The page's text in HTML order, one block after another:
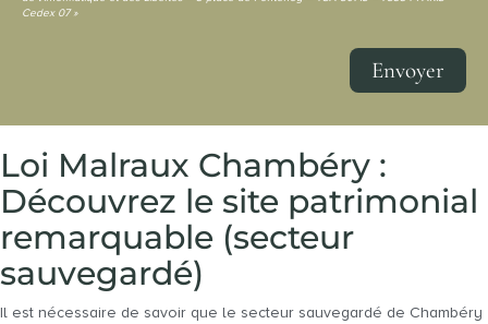
Cedex 07 »
Envoyer
Loi Malraux Chambéry :
Découvrez le site patrimonial
remarquable (secteur
sauvegardé)
Il est nécessaire de savoir que le secteur sauvegardé de Chambéry